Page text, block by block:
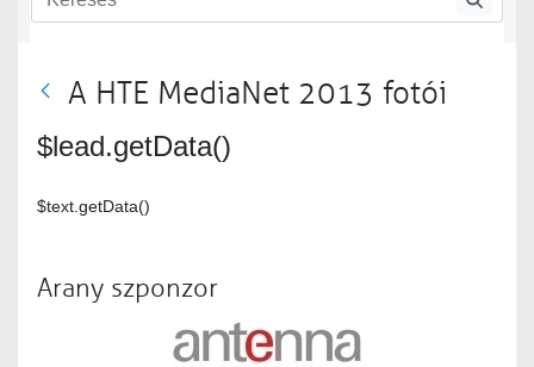
A HTE MediaNet 2013 fotói
$lead.getData()
$text.getData()
Arany szponzor